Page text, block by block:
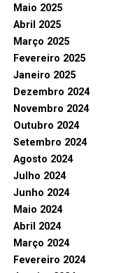
Maio 2025
Abril 2025
Março 2025
Fevereiro 2025
Janeiro 2025
Dezembro 2024
Novembro 2024
Outubro 2024
Setembro 2024
Agosto 2024
Julho 2024
Junho 2024
Maio 2024
Abril 2024
Março 2024
Fevereiro 2024